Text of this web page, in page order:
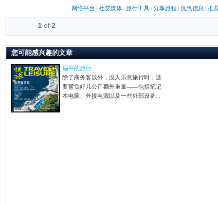
网络平台 | 社交媒体| 旅行工具| 分享旅程 | 优惠信息 | 推
1 of 2
您可能感兴趣的文章
扁平的旅行
除了商务客以外，没人乐意旅行时，还
要背负好几公斤额外重量——包括笔记
本电脑、外接电源以及一些外部设备...